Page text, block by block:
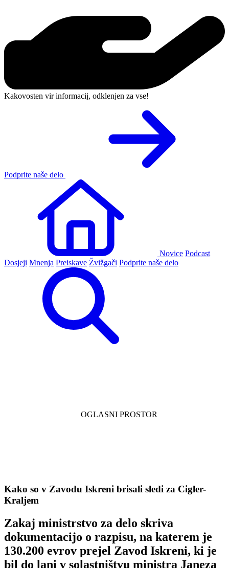
Kakovosten vir informacij, odklenjen za vse!
Podprite naše delo
Novice Podcast
Dosjeji Mnenja Preiskave Žvižgači Podprite naše delo
Kako so v Zavodu Iskreni brisali sledi za Cigler-
Kraljem
Zakaj ministrstvo za delo skriva
dokumentacijo o razpisu, na katerem je
130.200 evrov prejel Zavod Iskreni, ki je
bil do lani v solastništvu ministra Janeza